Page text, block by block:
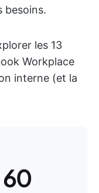
besoins.
les 13
Workplace
interne (et la
60